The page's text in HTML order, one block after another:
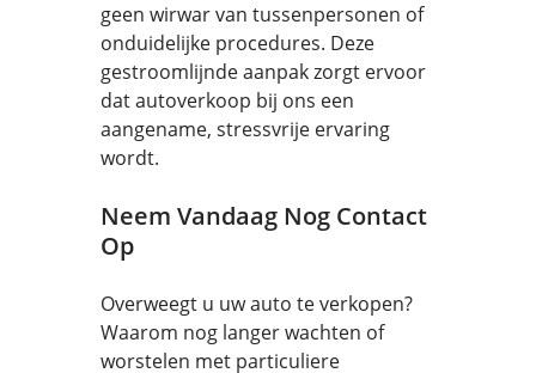
geen wirwar van tussenpersonen of
onduidelijke procedures. Deze
gestroomlijnde aanpak zorgt ervoor
dat autoverkoop bij ons een
aangename, stressvrije ervaring
wordt.
Neem Vandaag Nog Contact
Op
Overweegt u uw auto te verkopen?
Waarom nog langer wachten of
worstelen met particuliere